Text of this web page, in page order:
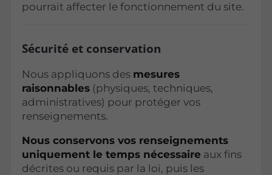
pourrait affecter le fonctionnement du site.
Sécurité et conservation
Nous appliquons des mesures
raisonnables (physiques, techniques,
administratives) pour protéger vos
renseignements.
Nous conservons vos renseignements
uniquement le temps nécessaire aux fins
décrites ou requis par la loi, puis les